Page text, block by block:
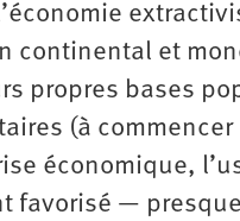
continental et
propres bases
(à
économique,
favorisé —